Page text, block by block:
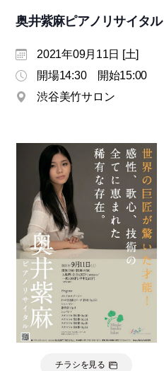
和
奥井紫麻ピアノリサイタル
2021年09月11日 [土]
開場14:30 開始15:00
渋谷美竹サロン
チラシを見る